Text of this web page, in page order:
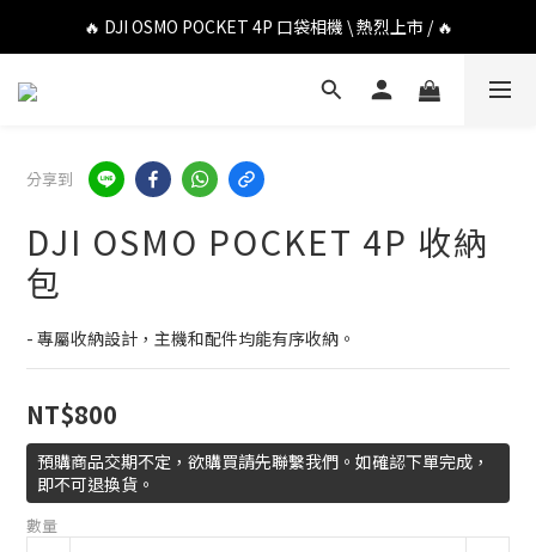
🔥 DJI OSMO POCKET 4P 口袋相機 \ 熱烈上市 / 🔥
🔥 DJI OSMO POCKET 4P 口袋相機 \ 熱烈上市 / 🔥
🔥 Insta360 Luna Ultra 雲台相機 \ 熱烈上市 / 🔥
🔥 DJI OSMO POCKET 4P 口袋相機 \ 熱烈上市 / 🔥
分享到
DJI OSMO POCKET 4P 收納
包
- 專屬收納設計，主機和配件均能有序收納。
NT$800
預購商品交期不定，欲購買請先聯繫我們。如確認下單完成，
即不可退換貨。
數量